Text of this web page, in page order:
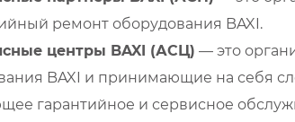
ремонт оборудования BAXI.
центры BAXI (АСЦ) — это
BAXI и принимающие на себя
гарантийное и сервисное